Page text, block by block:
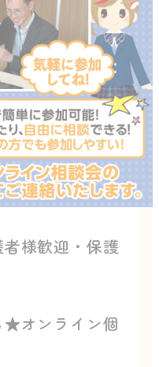
者様歓迎・保護
★オンライン個